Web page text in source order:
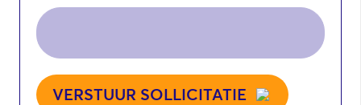
VERSTUUR SOLLICITATIE